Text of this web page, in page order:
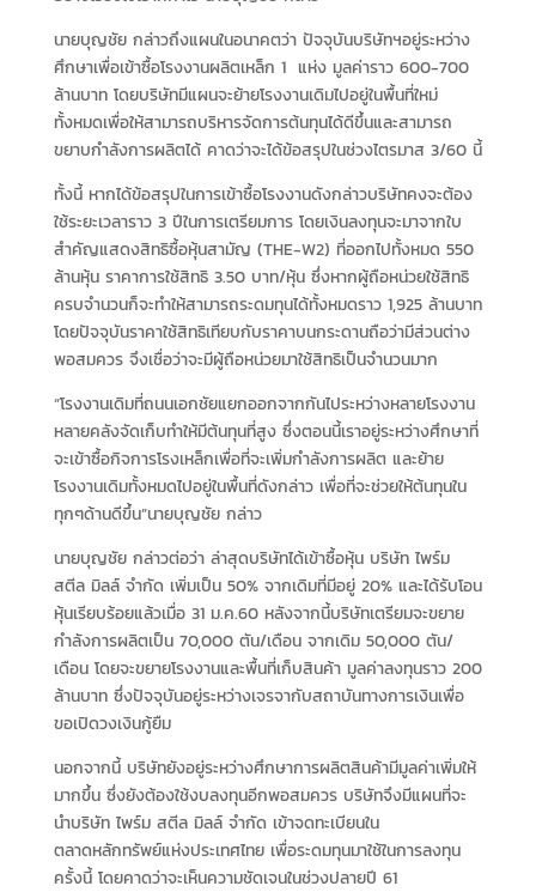
นายบุญชัย กล่าวถึงแผนในอนาคตว่า ปัจจุบันบริษัทฯอยู่ระหว่าง
ศึกษาเพื่อเข้าซื้อโรงงานผลิตเหล็ก 1 แห่ง มูลค่าราว 600-700
ล้านบาท โดยบริษัทมีแผนจะย้ายโรงงานเดิมไปอยู่ในพื้นที่ใหม่
ทั้งหมดเพื่อให้สามารถบริหารจัดการต้นทุนได้ดีขึ้นและสามารถ
ขยาบกำลังการผลิตได้ คาดว่าจะได้ข้อสรุปในช่วงไตรมาส 3/60 นี้
ทั้งนี้ หากได้ข้อสรุปในการเข้าซื้อโรงงานดังกล่าวบริษัทคงจะต้อง
ใช้ระยะเวลาราว 3 ปีในการเตรียมการ โดยเงินลงทุนจะมาจากใบ
สำคัญแสดงสิทธิซื้อหุ้นสามัญ (THE-W2) ที่ออกไปทั้งหมด 550
ล้านหุ้น ราคาการใช้สิทธิ 3.50 บาท/หุ้น ซึ่งหากผู้ถือหน่วยใช้สิทธิ
ครบจำนวนก็จะทำให้สามารถระดมทุนได้ทั้งหมดราว 1,925 ล้านบาท
โดยปัจจุบันราคาใช้สิทธิเทียบกับราคาบนกระดานถือว่ามีส่วนต่าง
พอสมควร จึงเชื่อว่าจะมีผู้ถือหน่วยมาใช้สิทธิเป็นจำนวนมาก
“โรงงานเดิมที่ถนนเอกชัยแยกออกจากกันไประหว่างหลายโรงงาน
หลายคลังจัดเก็บทำให้มีต้นทุนที่สูง ซึ่งตอนนี้เราอยู่ระหว่างศึกษาที่
จะเข้าซื้อกิจการโรงเหล็กเพื่อที่จะเพิ่มกำลังการผลิต และย้าย
โรงงานเดิมทั้งหมดไปอยู่ในพื้นที่ดังกล่าว เพื่อที่จะช่วยให้ต้นทุนใน
ทุกๆด้านดีขึ้น”นายบุญชัย กล่าว
นายบุญชัย กล่าวต่อว่า ล่าสุดบริษัทได้เข้าซื้อหุ้น บริษัท ไพร์ม
สตีล มิลล์ จำกัด เพิ่มเป็น 50% จากเดิมที่มีอยู่ 20% และได้รับโอน
หุ้นเรียบร้อยแล้วเมื่อ 31 ม.ค.60 หลังจากนี้บริษัทเตรียมจะขยาย
กำลังการผลิตเป็น 70,000 ตัน/เดือน จากเดิม 50,000 ตัน/
เดือน โดยจะขยายโรงงานและพื้นที่เก็บสินค้า มูลค่าลงทุนราว 200
ล้านบาท ซึ่งปัจจุบันอยู่ระหว่างเจรจากับสถาบันทางการเงินเพื่อ
ขอเปิดวงเงินกู้ยืม
นอกจากนี้ บริษัทยังอยู่ระหว่างศึกษาการผลิตสินค้ามีมูลค่าเพิ่มให้
มากขึ้น ซึ่งยังต้องใช้งบลงทุนอีกพอสมควร บริษัทจึงมีแผนที่จะ
นำบริษัท ไพร์ม สตีล มิลล์ จำกัด เข้าจดทะเบียนใน
ตลาดหลักทรัพย์แห่งประเทศไทย เพื่อระดมทุนมาใช้ในการลงทุน
ครั้งนี้ โดยคาดว่าจะเห็นความชัดเจนในช่วงปลายปี 61